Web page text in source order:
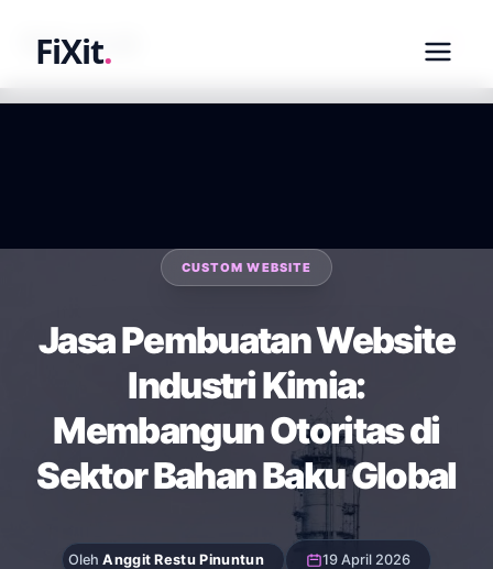
FiXit.
fixit.co.id
CUSTOM WEBSITE
Jasa Pembuatan Website
Industri Kimia:
Membangun Otoritas di
Sektor Bahan Baku Global
OlehAnggit Restu Pinuntun 19 April 2026